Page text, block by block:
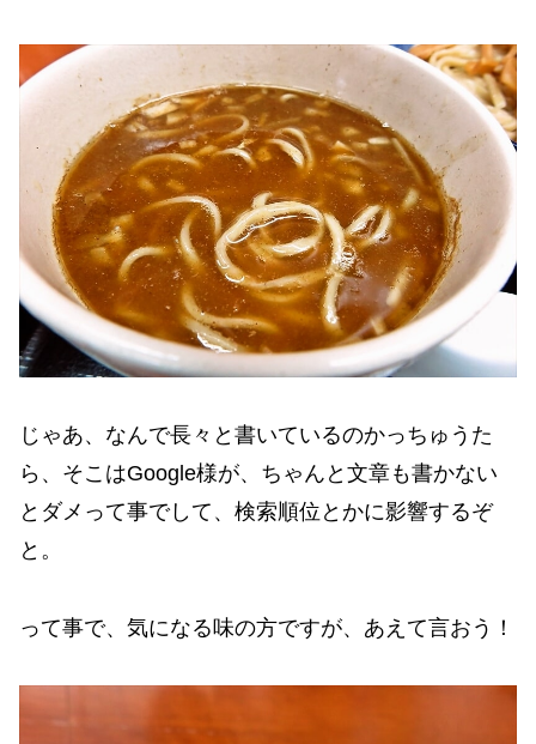
じゃあ、なんで長々と書いているのかっちゅうた
ら、そこはGoogle様が、ちゃんと文章も書かない
とダメって事でして、検索順位とかに影響するぞ
と。
って事で、気になる味の方ですが、あえて言おう！